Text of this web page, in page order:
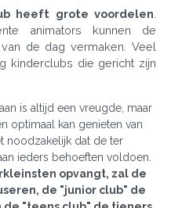
heeft grote voordelen
animators kunnen de
de dag vermaken. Veel
kinderclubs die gericht zijn
is altijd een vreugde, maar
optimaal kan genieten van
noodzakelijk dat de ter
ieders behoeften voldoen.
opvangt, zal de
de "junior club" de